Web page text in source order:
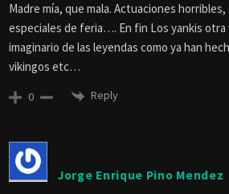
Madre mía, que mala. Actuaciones
especiales de feria…. En fin Los yankis
imaginario de las leyendas como ya han
vikingos etc…
0 Reply
Jorge Enrique Pino Mendez